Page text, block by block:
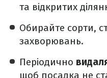
та відкритих
Обирайте сорти,
захворювань.
Періодично
щоб посадка не